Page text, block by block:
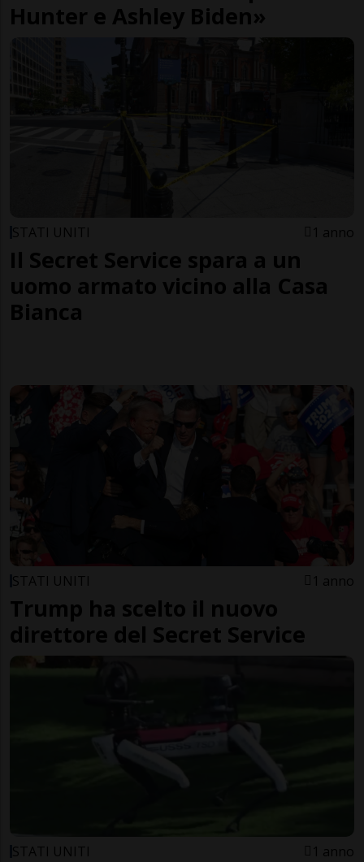
Hunter e Ashley Biden»
STATI UNITI 1 anno
Il Secret Service spara a un
uomo armato vicino alla Casa
Bianca
STATI UNITI 1 anno
Trump ha scelto il nuovo
direttore del Secret Service
STATI UNITI 1 anno